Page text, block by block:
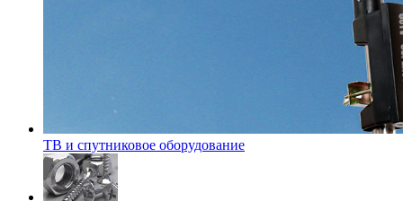
ТВ и спутниковое оборудование